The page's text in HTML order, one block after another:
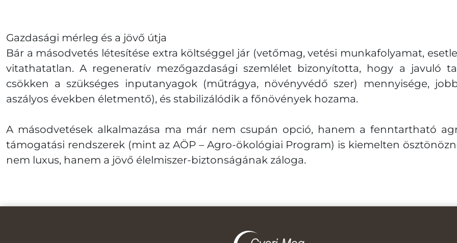
Gazdasági mérleg és a jövő útja
Bár a másodvetés létesítése extra költséggel jár (vetőmag, vetési munkafolyamat,
vitathatatlan. A regeneratív mezőgazdasági szemlélet bizonyította, hogy a javuló
csökken a szükséges inputanyagok (műtrágya, növényvédő szer) mennyisége,
aszályos években életmentő), és stabilizálódik a főnövények hozama.
A másodvetések alkalmazása ma már nem csupán opció, hanem a fenntartható
támogatási rendszerek (mint az AÖP – Agro-ökológiai Program) is kiemelten
nem luxus, hanem a jövő élelmiszer-biztonságának záloga.